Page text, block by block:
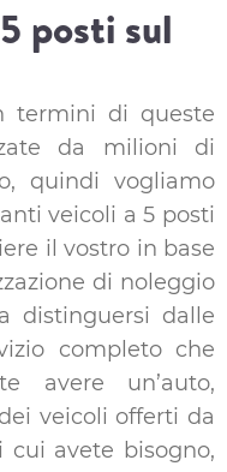
posti sul
termini di queste
da milioni di
quindi vogliamo
veicoli a 5 posti
il vostro in base
di noleggio
distinguersi dalle
completo che
avere un’auto,
veicoli offerti da
avete bisogno,